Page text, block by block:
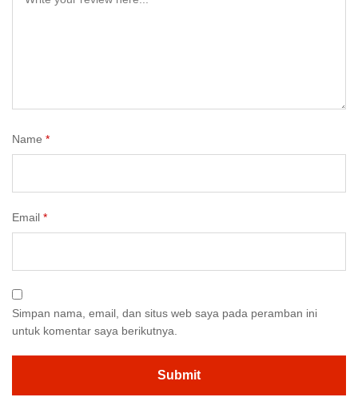
Name *
Email *
Simpan nama, email, dan situs web saya pada peramban ini
untuk komentar saya berikutnya.